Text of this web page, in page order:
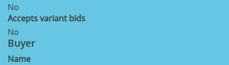
No
Accepts variant bids
No
Buyer
Name